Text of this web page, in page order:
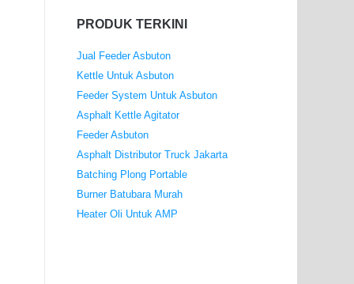
PRODUK TERKINI
Jual Feeder Asbuton
Kettle Untuk Asbuton
Feeder System Untuk Asbuton
Asphalt Kettle Agitator
Feeder Asbuton
Asphalt Distributor Truck Jakarta
Batching Plong Portable
Burner Batubara Murah
Heater Oli Untuk AMP